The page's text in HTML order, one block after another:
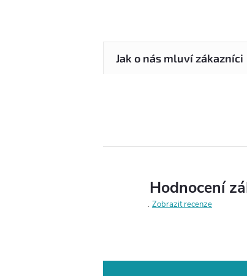
Hodnocení
Zobrazit recenze